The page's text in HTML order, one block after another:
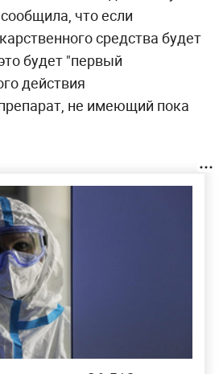
что если
средства будет
будет "первый
действия
не имеющий пока